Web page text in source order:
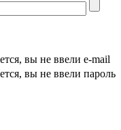
вы не ввели e-mail
вы не ввели пароль